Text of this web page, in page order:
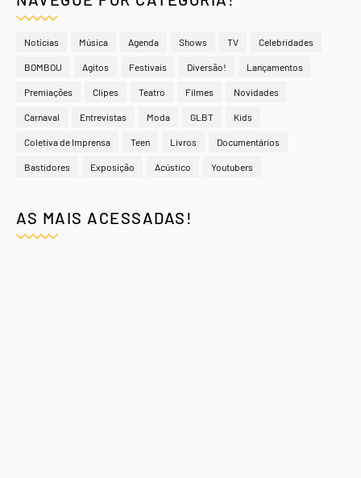
Notícias Música Agenda Shows TV Celebridades
BOMBOU Agitos Festivais Diversão! Lançamentos
Premiações Clipes Teatro Filmes Novidades
Carnaval Entrevistas Moda GLBT Kids
Coletiva de Imprensa Teen Livros Documentários
Bastidores Exposição Acústico Youtubers
AS MAIS ACESSADAS!